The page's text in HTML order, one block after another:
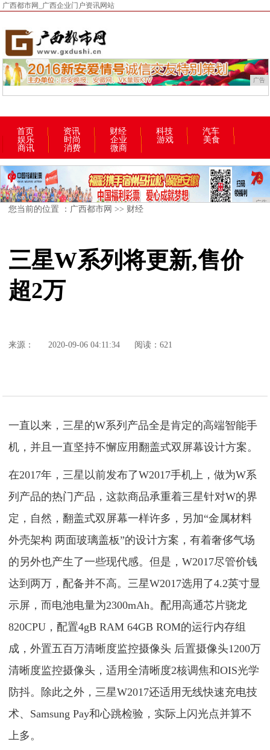
广西都市网_广西企业门户资讯网站
广告
首页 资讯 财经 科技
汽车
娱乐
时尚 企业 游戏
美食
商讯
消费 微商
广告
您当前的位置 ： 广西都市网 >> 财经
三星W系列将更新,售价
超2万
来源： 2020-09-06 04:11:34 阅读：621
一直以来，三星的W系列产品全是肯定的高端智能手
机，并且一直坚持不懈应用翻盖式双屏幕设计方案。
在2017年，三星以前发布了W2017手机上，做为W系
列产品的热门产品，这款商品承重着三星针对W的界
定，自然，翻盖式双屏幕一样许多，另加“金属材料
外壳架构 两面玻璃盖板”的设计方案，有着奢侈气场
的另外也产生了一些现代感。但是，W2017尽管价钱
达到两万，配备并不高。三星W2017选用了4.2英寸显
示屏，而电池电量为2300mAh。配用高通芯片骁龙
820CPU，配置4gB RAM 64GB ROM的运行内存组
成，外置五百万清晰度监控摄像头 后置摄像头1200万
清晰度监控摄像头，适用全清晰度2核调焦和OIS光学
防抖。除此之外，三星W2017还适用无线快速充电技
术、Samsung Pay和心跳检验，实际上闪光点并算不
上多。